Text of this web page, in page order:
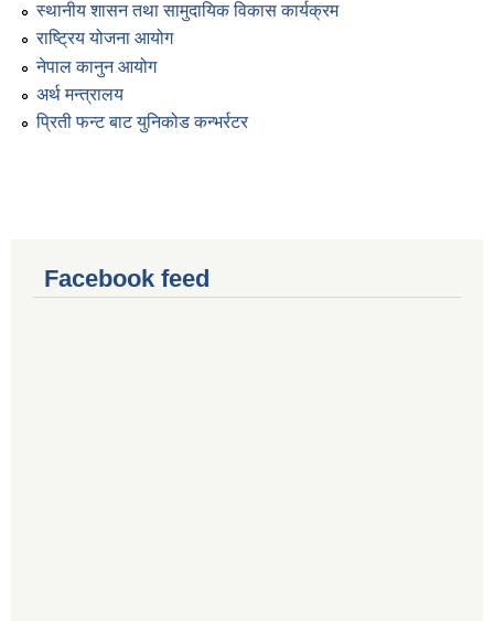
स्थानीय शासन तथा सामुदायिक विकास कार्यक्रम
राष्ट्रिय योजना आयोग
नेपाल कानुन आयोग
अर्थ मन्त्रालय
प्रिती फन्ट बाट युनिकोड कन्भर्रटर
Facebook feed